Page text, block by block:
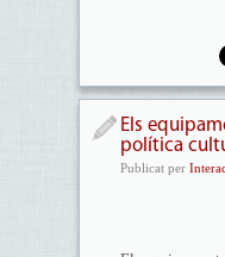
Els
política
Publicat per